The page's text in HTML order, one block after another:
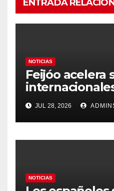
ENTRADA
NOTICIAS
Feijóo acelera
Latinoamérica
prioritario en
gobierno
JUL 28, 2026
NOTICIAS